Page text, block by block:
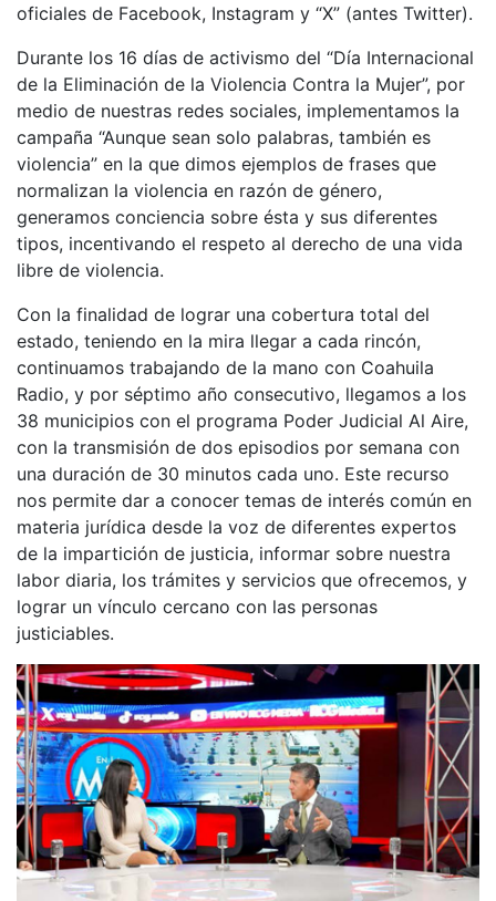
oficiales de Facebook, Instagram y “X” (antes Twitter).
Durante los 16 días de activismo del “Día Internacional
de la Eliminación de la Violencia Contra la Mujer”, por
medio de nuestras redes sociales, implementamos la
campaña “Aunque sean solo palabras, también es
violencia” en la que dimos ejemplos de frases que
normalizan la violencia en razón de género,
generamos conciencia sobre ésta y sus diferentes
tipos, incentivando el respeto al derecho de una vida
libre de violencia.
Con la finalidad de lograr una cobertura total del
estado, teniendo en la mira llegar a cada rincón,
continuamos trabajando de la mano con Coahuila
Radio, y por séptimo año consecutivo, llegamos a los
38 municipios con el programa Poder Judicial Al Aire,
con la transmisión de dos episodios por semana con
una duración de 30 minutos cada uno. Este recurso
nos permite dar a conocer temas de interés común en
materia jurídica desde la voz de diferentes expertos
de la impartición de justicia, informar sobre nuestra
labor diaria, los trámites y servicios que ofrecemos, y
lograr un vínculo cercano con las personas
justiciables.